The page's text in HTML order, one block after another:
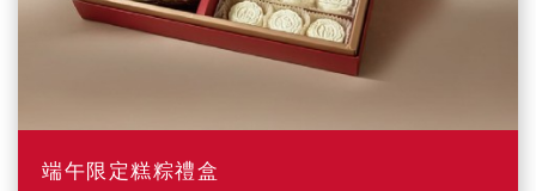
端午限定糕粽禮盒